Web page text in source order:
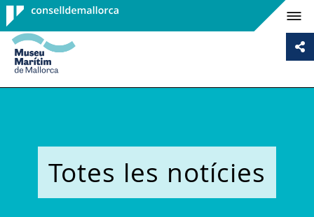
Consell de
Mallorca
Totes les notícies